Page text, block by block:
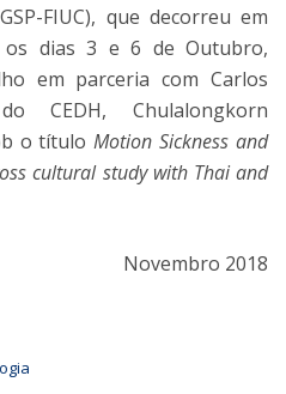
FIUC), que decorreu em
os dias 3 e 6 de Outubro,
em parceria com Carlos
CEDH, Chulalongkorn
o títuloMotion Sickness and
cultural study with Thai and
Novembro 2018